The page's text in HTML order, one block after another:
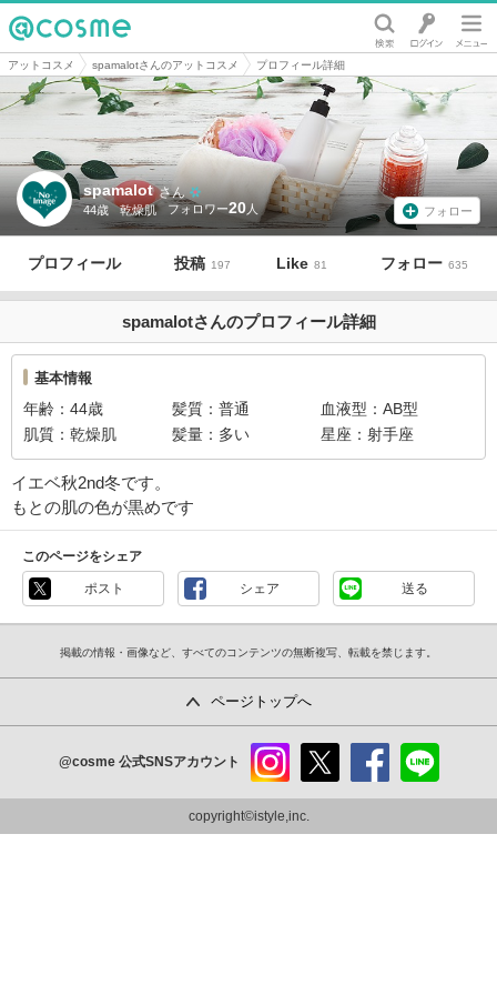
@cosme
アットコスメ spamalotさんのアットコスメ プロフィール詳細
spamalot さん
44歳 乾燥肌 20 フォロー
プロフィール 投稿 197 Like 81 フォロー 635
spamalotさんのプロフィール詳細
基本情報
年齢 44歳 髪質 普通 血液型
AB型
肌質
乾燥肌 髪量 多い 星座 射手座
イエベ秋2nd冬です。
もとの肌の色が黒めです
このページをシェア
ポスト シェア 送る
掲載の情報・画像など、すべてのコンテンツの無断複写、転載を禁じます。
ページトップへ
@cosme 公式SNSアカウント
ram
copyright©istyle,inc.